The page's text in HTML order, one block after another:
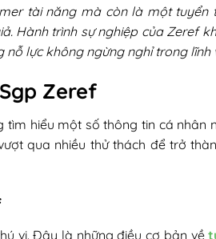
tài năng mà còn là một tuyển
Hành trình sự nghiệp của Zeref
lực không ngừng nghỉ trong lĩnh
Zeref
tìm hiểu một số thông tin cá nhân
qua nhiều thử thách để trở
vị. Đây là những điều cơ bản về